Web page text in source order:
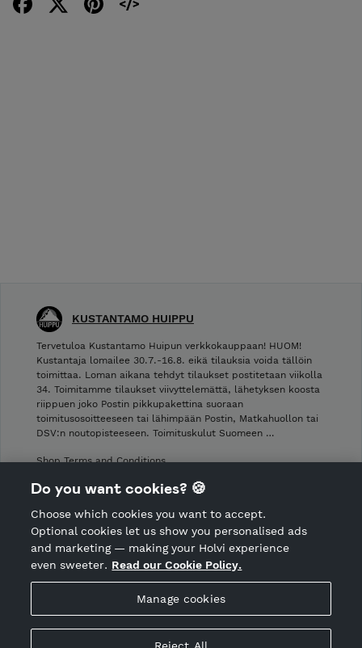
Hosted by Holvi
Holvi Payment Services Ltd is regulated by the Financial
KUSTANTAMO HUIPPU
Tervetuloa Kustantamo Huipun verkkokauppaan! HUOM!
Kustantaja lomailee 30.7.-16.8. eikä tilauksia voida tällöin
toimittaa. Loman aikana tehdyt tilaukset postitetaan viikolla
34. Toimitamme tilaukset viivyttelemättä, lähetyksen koosta
riippuen joko Postin pikkupakettina suoraan
toimitusosoitteeseen tai lähimpään Postin, Matkahuollon tai
DSV:n noutopisteeseen. Toimituskulut Suomeen …
Shop Terms and Conditions
Cancellation policy
CANCEL ORDER
Do you want cookies? 🍪
Choose which cookies you want to accept.
Optional cookies let us show you personalised ads
and marketing — making your Holvi experience
even sweeter. Read our Cookie Policy.
Manage cookies